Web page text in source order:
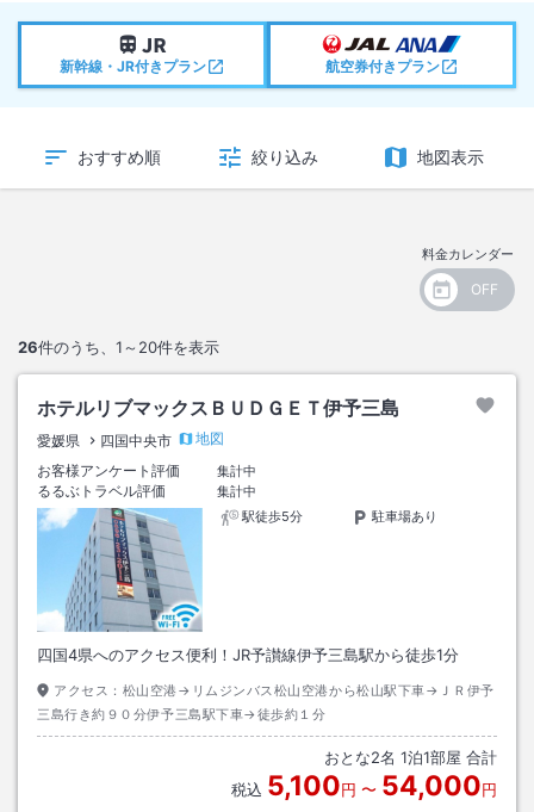
新幹線・JR付きプラン 航空券付きプラン
おすすめ順 絞り込み 地図表示
料金カレンダー
26件のうち、 1～20件を表示
ホテルリブマックスＢＵＤＧＥＴ伊予三島
愛媛県 四国中央市
地図
お客様アンケート評価
集計中
るるぶトラベル評価
集計中
駅徒歩5分
駐車場あり
四国4県へのアクセス便利！JR予讃線伊予三島駅から徒歩1分
アクセス： 松山空港→リムジンバス松山空港から松山駅下車→ＪＲ伊予
三島行き約９０分伊予三島駅下車→徒歩約１分
おとな2名 1泊1部屋 合計
税込 5,100円 〜 54,000円